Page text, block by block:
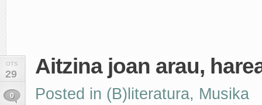
OTS
29
0
Aitzina joan arau,
Posted in (B)literatura, Musika